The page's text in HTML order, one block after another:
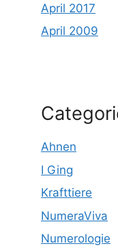
April 2017
April 2009
Ahnen
I Ging
Krafttiere
NumeraViva
Numerologie